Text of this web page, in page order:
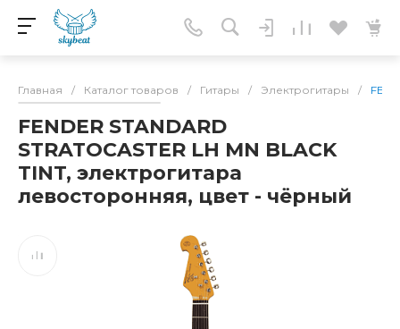
Главная / Каталог товаров / Гитары / Электрогитары /
FENDER STANDARD
STRATOCASTER LH MN BLACK
TINT, электрогитара
левосторонняя, цвет - чёрный